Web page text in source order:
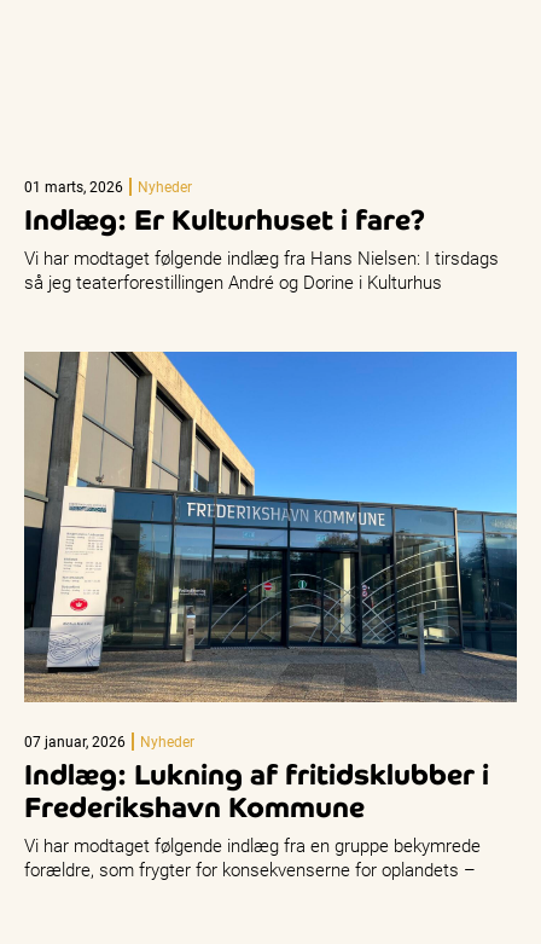
01 marts, 2026 Nyheder
Indlæg: Er Kulturhuset i fare?
Vi har modtaget følgende indlæg fra Hans Nielsen: I tirsdags
så jeg teaterforestillingen André og Dorine i Kulturhus
07 januar, 2026 Nyheder
Indlæg: Lukning af fritidsklubber i
Frederikshavn Kommune
Vi har modtaget følgende indlæg fra en gruppe bekymrede
forældre, som frygter for konsekvenserne for oplandets –